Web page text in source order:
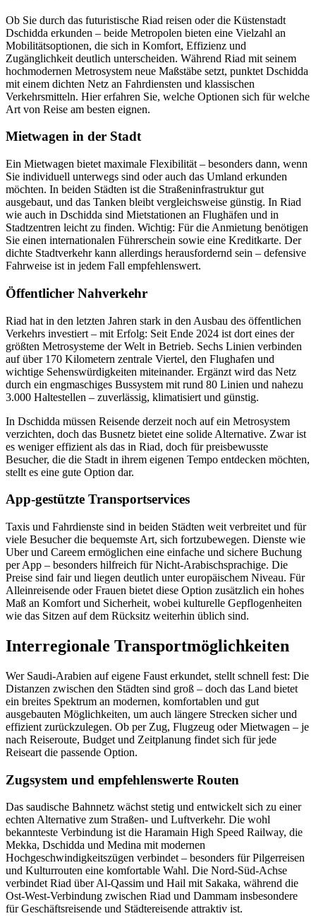
Ob Sie durch das futuristische Riad reisen oder die Küstenstadt
Dschidda erkunden – beide Metropolen bieten eine Vielzahl an
Mobilitätsoptionen, die sich in Komfort, Effizienz und
Zugänglichkeit deutlich unterscheiden. Während Riad mit seinem
hochmodernen Metrosystem neue Maßstäbe setzt, punktet Dschidda
mit einem dichten Netz an Fahrdiensten und klassischen
Verkehrsmitteln. Hier erfahren Sie, welche Optionen sich für welche
Art von Reise am besten eignen.
Mietwagen in der Stadt
Ein Mietwagen bietet maximale Flexibilität – besonders dann, wenn
Sie individuell unterwegs sind oder auch das Umland erkunden
möchten. In beiden Städten ist die Straßeninfrastruktur gut
ausgebaut, und das Tanken bleibt vergleichsweise günstig. In Riad
wie auch in Dschidda sind Mietstationen an Flughäfen und in
Stadtzentren leicht zu finden. Wichtig: Für die Anmietung benötigen
Sie einen internationalen Führerschein sowie eine Kreditkarte. Der
dichte Stadtverkehr kann allerdings herausfordernd sein – defensive
Fahrweise ist in jedem Fall empfehlenswert.
Öffentlicher Nahverkehr
Riad hat in den letzten Jahren stark in den Ausbau des öffentlichen
Verkehrs investiert – mit Erfolg: Seit Ende 2024 ist dort eines der
größten Metrosysteme der Welt in Betrieb. Sechs Linien verbinden
auf über 170 Kilometern zentrale Viertel, den Flughafen und
wichtige Sehenswürdigkeiten miteinander. Ergänzt wird das Netz
durch ein engmaschiges Bussystem mit rund 80 Linien und nahezu
3.000 Haltestellen – zuverlässig, klimatisiert und günstig.
In Dschidda müssen Reisende derzeit noch auf ein Metrosystem
verzichten, doch das Busnetz bietet eine solide Alternative. Zwar ist
es weniger effizient als das in Riad, doch für preisbewusste
Besucher, die die Stadt in ihrem eigenen Tempo entdecken möchten,
stellt es eine gute Option dar.
App-gestützte Transportservices
Taxis und Fahrdienste sind in beiden Städten weit verbreitet und für
viele Besucher die bequemste Art, sich fortzubewegen. Dienste wie
Uber und Careem ermöglichen eine einfache und sichere Buchung
per App – besonders hilfreich für Nicht-Arabischsprachige. Die
Preise sind fair und liegen deutlich unter europäischem Niveau. Für
Alleinreisende oder Frauen bietet diese Option zusätzlich ein hohes
Maß an Komfort und Sicherheit, wobei kulturelle Gepflogenheiten
wie das Sitzen auf dem Rücksitz weiterhin üblich sind.
Interregionale Transportmöglichkeiten
Wer Saudi-Arabien auf eigene Faust erkundet, stellt schnell fest: Die
Distanzen zwischen den Städten sind groß – doch das Land bietet
ein breites Spektrum an modernen, komfortablen und gut
ausgebauten Möglichkeiten, um auch längere Strecken sicher und
effizient zurückzulegen. Ob per Zug, Flugzeug oder Mietwagen – je
nach Reiseroute, Budget und Zeitplanung findet sich für jede
Reiseart die passende Option.
Zugsystem und empfehlenswerte Routen
Das saudische Bahnnetz wächst stetig und entwickelt sich zu einer
echten Alternative zum Straßen- und Luftverkehr. Die wohl
bekannteste Verbindung ist die Haramain High Speed Railway, die
Mekka, Dschidda und Medina mit modernen
Hochgeschwindigkeitszügen verbindet – besonders für Pilgerreisen
und Kulturrouten eine komfortable Wahl. Die Nord-Süd-Achse
verbindet Riad über Al-Qassim und Hail mit Sakaka, während die
Ost-West-Verbindung zwischen Riad und Dammam insbesondere
für Geschäftsreisende und Städtereisende attraktiv ist.